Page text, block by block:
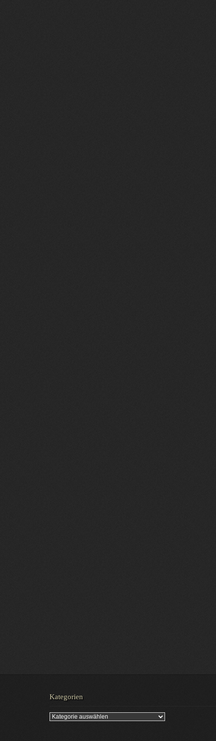
Kategorien
Kategorien